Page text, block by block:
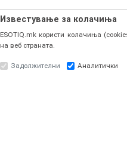
Известување за колачиња
ESOTIQ.mk користи колачиња
на веб страната.
Задолжителни Аналитички